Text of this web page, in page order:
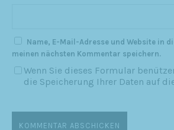
Name, E-Mail-Adresse und Website in
meinen nächsten Kommentar speichern.
Wenn Sie dieses Formular
die Speicherung Ihrer Daten auf